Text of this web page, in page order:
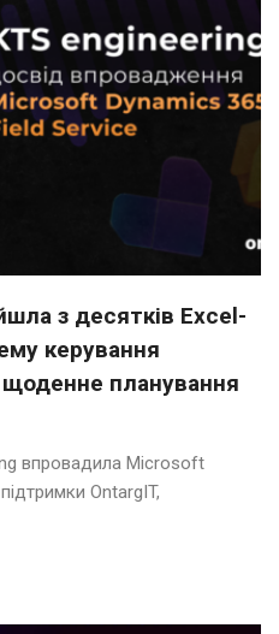
з десятків Excel-
керування
щоденне планування
впровадила Microsoft
OntargIT,